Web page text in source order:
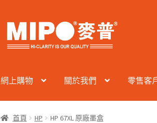
Skip
to
navigation
Skip
to
content
網上購物 關於我們 零售客
首頁 HP HP 67XL 原廠墨盒